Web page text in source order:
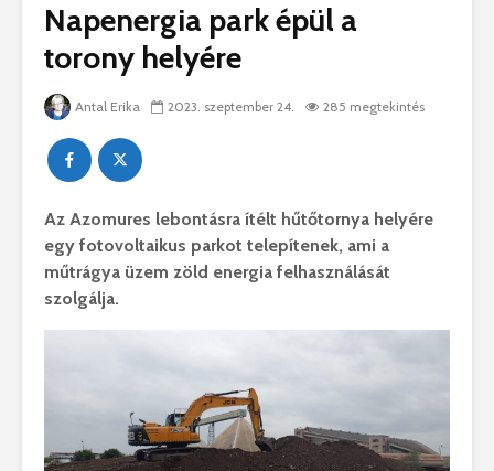
Napenergia park épül a
torony helyére
Antal Erika 2023. szeptember 24. 285 megtekintés
Az Azomures lebontásra ítélt hűtőtornya helyére
egy fotovoltaikus parkot telepítenek, ami a
műtrágya üzem zöld energia felhasználását
szolgálja.